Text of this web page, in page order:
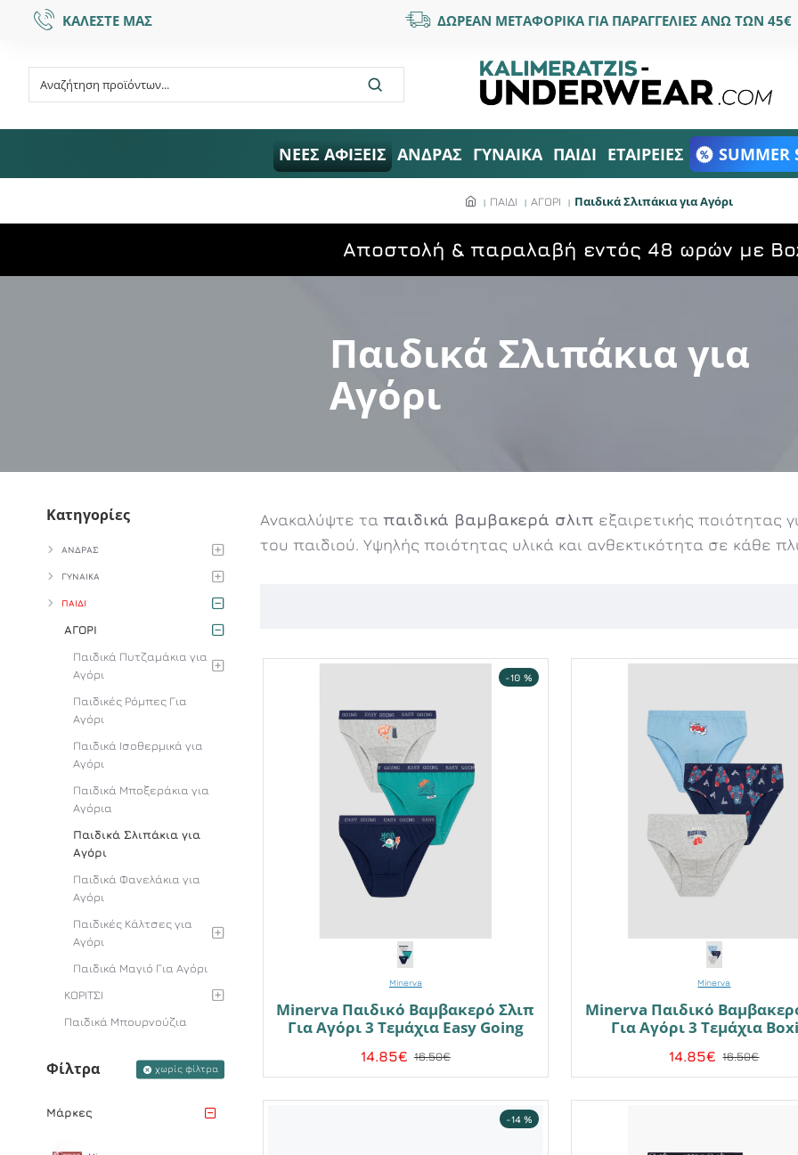
ΚΑΛΕΣΤΕ ΜΑΣ ΔΩΡΕΑΝ ΜΕΤΑΦΟΡΙΚΑ ΓΙΑ ΠΑΡΑΓΓΕΛΙΕΣ ΑΝΩ ΤΩΝ 45€
ΝΕΕΣ ΑΦΙΞΕΙΣ ΑΝΔΡΑΣ ΓΥΝΑΙΚΑ ΠΑΙΔΙ ΕΤΑΙΡΕΙΕΣ SUMMER
ΠΑΙΔΙ ΑΓΟΡΙ Παιδικά Σλιπάκια για Αγόρι
Aποστολή & παραλαβή εντός 48 ωρών με
Παιδικά Σλιπάκια για
Αγόρι
Κατηγορίες
ΑΝΔΡΑΣ
ΓΥΝΑΙΚΑ
ΠΑΙΔΙ
ΑΓΟΡΙ
Παιδικά Πυτζαμάκια για
Αγόρι
Παιδικές Ρόμπες Για
Αγόρι
Παιδικά Ισοθερμικά για
Αγόρι
Παιδικά Μποξεράκια για
Αγόρια
Παιδικά Σλιπάκια για
Αγόρι
Παιδικά Φανελάκια για
Αγόρι
Παιδικές Kάλτσες για
Αγόρι
Παιδικά Μαγιό Για Αγόρι
ΚΟΡΙΤΣΙ
Παιδικά Μπουρνούζια
Φίλτρα χωρίς φίλτρα
Μάρκες
Ανακαλύψτε τα παιδικά βαμβακερά σλιπ εξαιρετικής ποιότητας
του παιδιού. Υψηλής ποιότητας υλικά και ανθεκτικότητα σε κάθε
-10 %
Minerva
Minerva Παιδικό Βαμβακερό Σλιπ
Για Αγόρι 3 Τεμάχια Easy Going
14.85€ 16.50€
Minerva
Minerva Παιδικό
Για Αγόρι 3 Τεμάχια
14.85€ 16.50€
-14 %